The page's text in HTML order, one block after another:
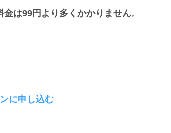
金は99円より多くかかりません。
に申し込む